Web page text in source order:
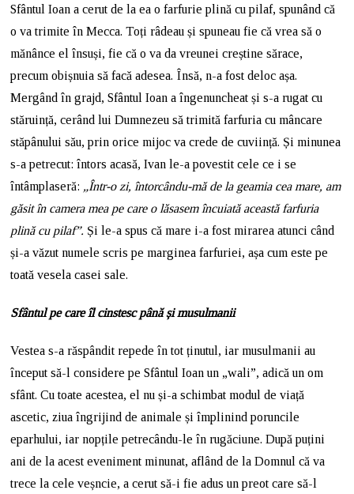
Sfântul Ioan a cerut de la ea o farfurie plină cu pilaf, spunând că
o va trimite în Mecca. Toți râdeau și spuneau fie că vrea să o
mănânce el însuși, fie că o va da vreunei creștine sărace,
precum obișnuia să facă adesea. Însă, n-a fost deloc așa.
Mergând în grajd, Sfântul Ioan a îngenuncheat și s-a rugat cu
stăruință, cerând lui Dumnezeu să trimită farfuria cu mâncare
stăpânului său, prin orice mijoc va crede de cuviință. Și minunea
s-a petrecut: întors acasă, Ivan le-a povestit cele ce i se
întâmplaseră: „Într-o zi, întorcându-mă de la geamia cea mare, am
găsit în camera mea pe care o lăsasem încuiată această farfuria
plină cu pilaf”. Și le-a spus că mare i-a fost mirarea atunci când
și-a văzut numele scris pe marginea farfuriei, așa cum este pe
toată vesela casei sale.
Sfântul pe care îl cinstesc până și musulmanii
Vestea s-a răspândit repede în tot ținutul, iar musulmanii au
început să-l considere pe Sfântul Ioan un „wali”, adică un om
sfânt. Cu toate acestea, el nu și-a schimbat modul de viață
ascetic, ziua îngrijind de animale și împlinind poruncile
eparhului, iar nopțile petrecându-le în rugăciune. După puțini
ani de la acest eveniment minunat, aflând de la Domnul că va
trece la cele veșncie, a cerut să-i fie adus un preot care să-l